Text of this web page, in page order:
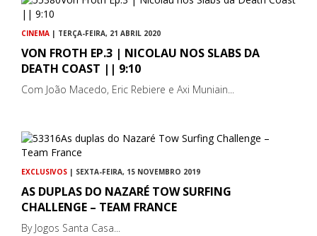
CINEMA | TERÇA-FEIRA, 21 ABRIL 2020
VON FROTH EP.3 | NICOLAU NOS SLABS DA
DEATH COAST || 9:10
Com João Macedo, Eric Rebiere e Axi Muniain...
EXCLUSIVOS | SEXTA-FEIRA, 15 NOVEMBRO 2019
AS DUPLAS DO NAZARÉ TOW SURFING
CHALLENGE – TEAM FRANCE
By Jogos Santa Casa...